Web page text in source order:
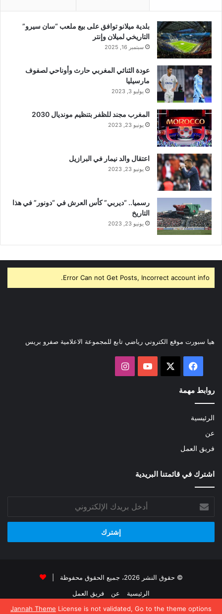
Jannah Theme License is not validated, Go to the theme options
بلدية ميلانو توافق على بيع ملعب “سان سيرو”
التاريخي لميلان وإنتر
سبتمبر 16, 2025
عودة الثنائي المغربي حارث وأوناحي لصفوف
مارسيليا
يوليو 3, 2023
المغرب مجند للظفر بتنظيم مونديال 2030
يونيو 23, 2023
اعتقال والد نيمار في البرازيل
يونيو 23, 2023
رسميا.. “ديربي” كأس العرش في “دونور” في هذا
التاريخ
يونيو 23, 2023
Error Can not Get Posts, Incorrect account info.
هيا سبورت موقع الكتروني رياضي تابع للمجموعة الاعلامية صفرو بريس
فيسبوك ‫YouTube
روابط مهمة
الرئيسية
عن
فريق العمل
اشترك في قائمتنا البريدية
أدخل
بريدك
الإلكتروني
© حقوق النشر 2026، جميع الحقوق محفوظة |
الرئيسية
عن فريق العمل